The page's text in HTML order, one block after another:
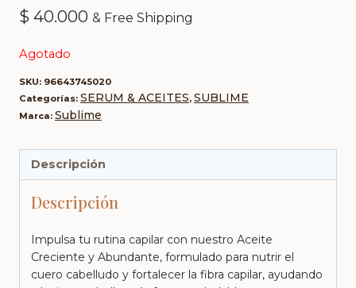
$ 40.000 & Free Shipping
Agotado
SKU: 96643745020
Categorías: SERUM & ACEITES, SUBLIME
Marca: Sublime
Descripción
Descripción
Impulsa tu rutina capilar con nuestro Aceite
Creciente y Abundante, formulado para nutrir el
cuero cabelludo y fortalecer la fibra capilar, ayudando